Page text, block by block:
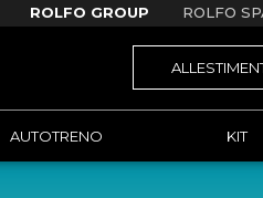
ROLFO GROUP ROLFO
AUTOTRENO KIT